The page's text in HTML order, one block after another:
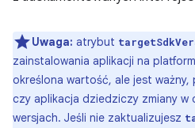
Uwaga: atrybut
zainstalowania aplikacji na
określona wartość, ale jest ważny,
czy aplikacja dziedziczy zmiany w
wersjach. Jeśli nie zaktualizujesz